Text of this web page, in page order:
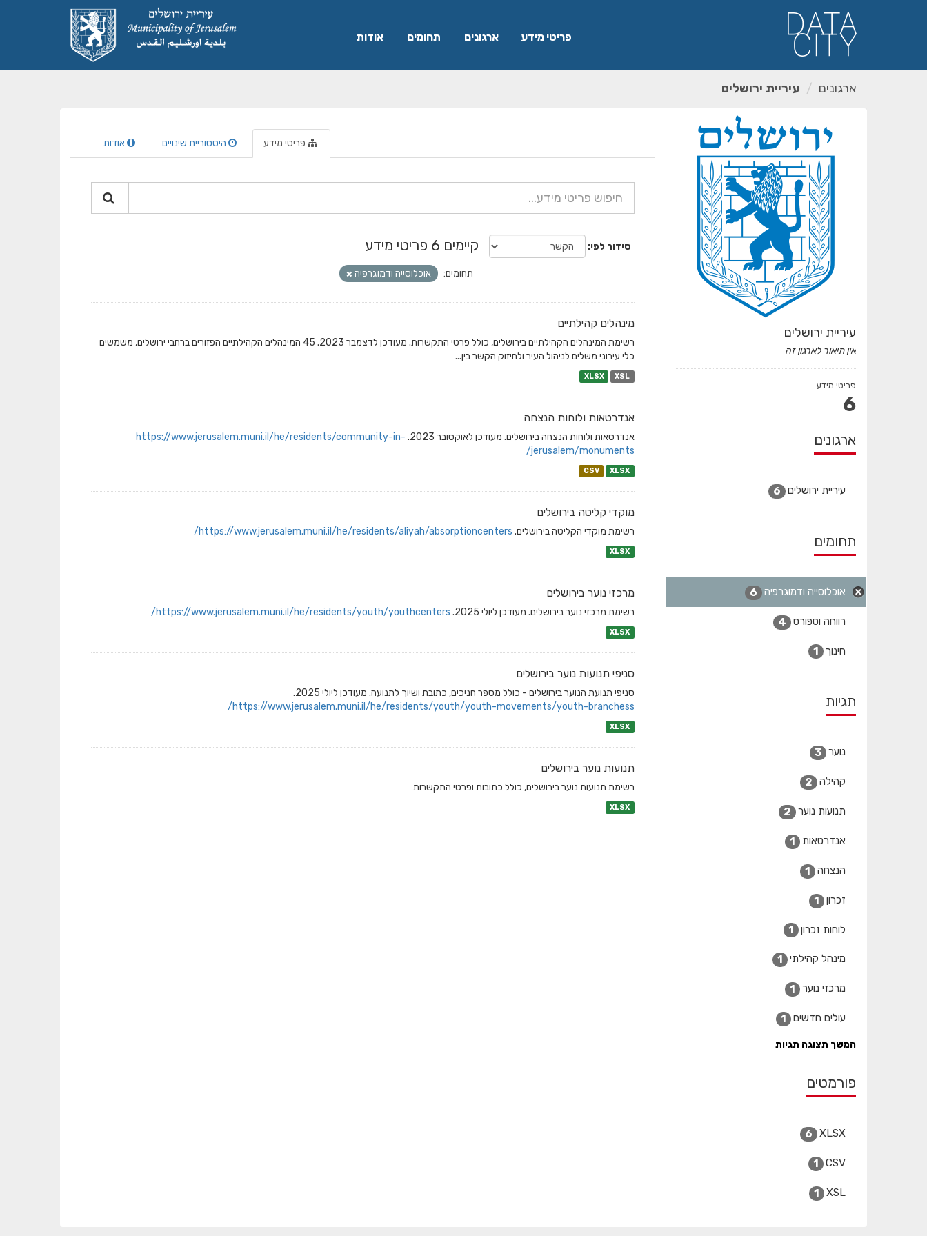
פריטי מידע ארגונים תחומים אודות
ארגונים עיריית ירושלים
עיריית ירושלים
אין תיאור לארגון זה
פריטי מידע
6
ארגונים
עיריית ירושלים 6
תחומים
אוכלוסייה ודמוגרפיה 6
רווחה וספורט 4
חינוך 1
תגיות
נוער 3
קהילה 2
תנועות נוער 2
אנדרטאות 1
הנצחה 1
זכרון 1
לוחות זכרון 1
מינהל קהילתי 1
מרכזי נוער 1
עולים חדשים 1
המשך תצוגה תגיות
פורמטים
XLSX
6
CSV
1
XSL
1
פריטי מידע היסטוריית שינויים אודות
סידור לפי קיימים 6 פריטי מידע
תחומים: אוכלוסייה ודמוגרפיה
מינהלים קהילתיים
רשימת המינהלים הקהילתיים בירושלים, כולל פרטי התקשרות. מעודכן לדצמבר 2023. 45 המינהלים הקהילתיים הפזורים ברחבי ירושלים, משמשים
כלי עירוני משלים לניהול העיר ולחיזוק הקשר בין...
XLSX XSL
אנדרטאות ולוחות הנצחה
אנדרטאות ולוחות הנצחה בירושלים. מעודכן לאוקטובר 2023.
https://www.jerusalem.muni.il/he/residents/community-in-
jerusalem/monuments/
CSV XLSX
מוקדי קליטה בירושלים
רשימת מוקדי הקליטה בירושלים. https://www.jerusalem.muni.il/he/residents/aliyah/absorptioncenters/
XLSX
מרכזי נוער בירושלים
רשימת מרכזי נוער בירושלים. מעודכן ליולי 2025. https://www.jerusalem.muni.il/he/residents/youth/youthcenters/
XLSX
סניפי תנועות נוער בירושלים
סניפי תנועת הנוער בירושלים - כולל מספר חניכים, כתובת ושיוך לתנועה. מעודכן ליולי 2025.
https://www.jerusalem.muni.il/he/residents/youth/youth-movements/youth-branchess/
XLSX
תנועות נוער בירושלים
רשימת תנועות נוער בירושלים, כולל כתובות ופרטי התקשרות
XLSX